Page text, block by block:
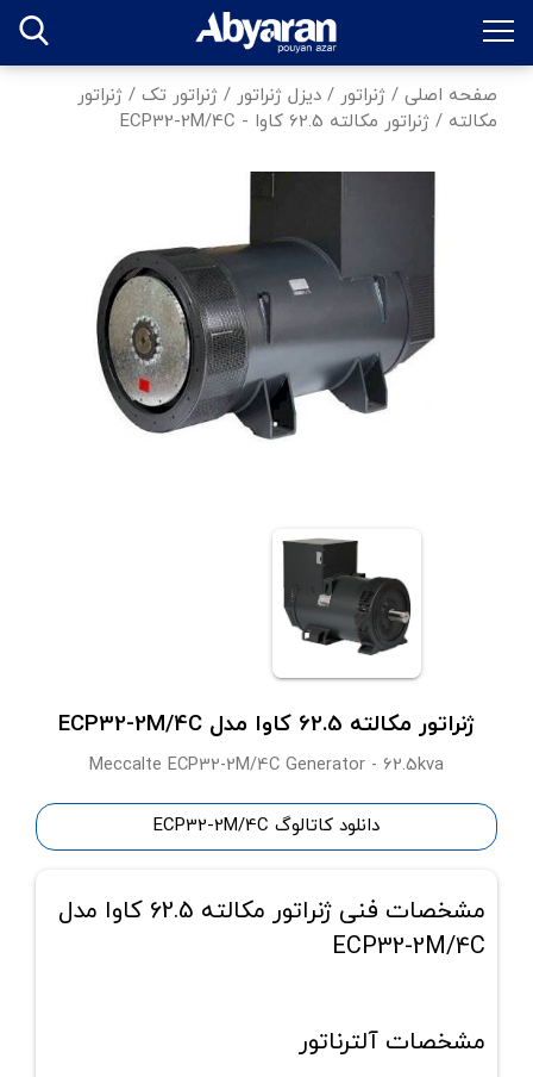
صفحه اصلی / ژنراتور / دیزل ژنراتور / ژنراتور تک / ژنراتور
مکالته / ژنراتور مکالته 62.5 کاوا - ECP32-2M/4C
ژنراتور مکالته 62.5 کاوا مدل ECP32-2M/4C
Meccalte ECP32-2M/4C Generator - 62.5kva
دانلود کاتالوگ ECP32-2M/4C
مشخصات فنی ژنراتور مکالته 62.5 کاوا مدل
ECP32-2M/4C
مشخصات آلترناتور